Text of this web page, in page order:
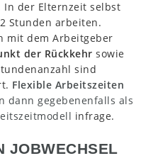
In der Elternzeit selbst
Stunden arbeiten.
mit dem Arbeitgeber
der Rückkehr sowie
sind
Flexible Arbeitszeiten
dann gegebenenfalls als
infrage.
JOBWECHSEL